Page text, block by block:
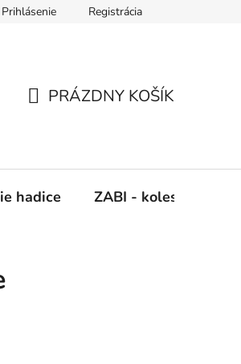
Prihlásenie Registrácia
PRÁZDNY KOŠÍK
hadice ZABI - kolesá,